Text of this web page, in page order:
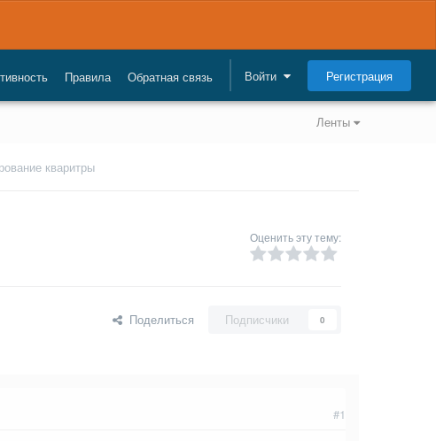
Правила Обратная связь Войти Регистрация
Ленты
кваритры
Оценить эту тему:
Поделиться Подписчики 0
#1